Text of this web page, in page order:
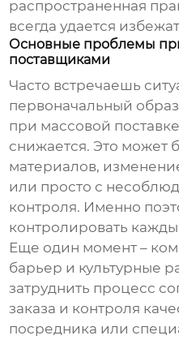
распространенная
всегда удается
Основные проблемы
поставщиками
Часто встречаешь
первоначальный
при массовой
снижается. Это может
материалов,
или просто с
контроля. Именно
контролировать
Еще один момент –
барьер и культурные
затруднить процесс
заказа и контроля
посредника или